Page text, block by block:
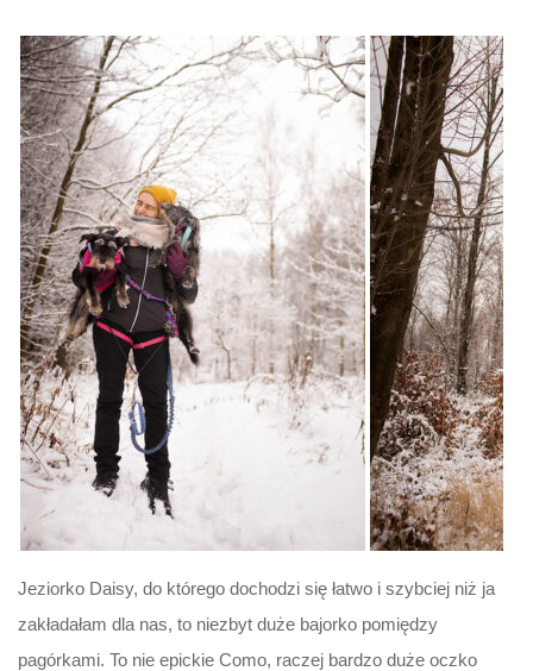
Jeziorko Daisy, do którego dochodzi się łatwo i szybciej niż ja
zakładałam dla nas, to niezbyt duże bajorko pomiędzy
pagórkami. To nie epickie Como, raczej bardzo duże oczko